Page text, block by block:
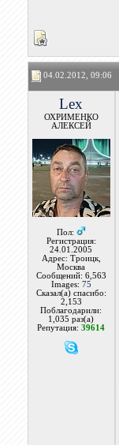
04.02.2012, 09:06
Lex
ОХРИМЕНКО
АЛЕКСЕЙ
Пол:
Регистрация:
24.01.2005
Адрес: Троицк,
Москва
Сообщений: 6,563
Images: 75
Сказал(а) спасибо:
2,153
Поблагодарили:
1,035 раз(а)
Репутация:39614